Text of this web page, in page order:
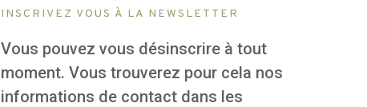
INSCRIVEZ VOUS À LA NEWSLETTER
Vous pouvez vous désinscrire à tout
moment. Vous trouverez pour cela nos
informations de contact dans les